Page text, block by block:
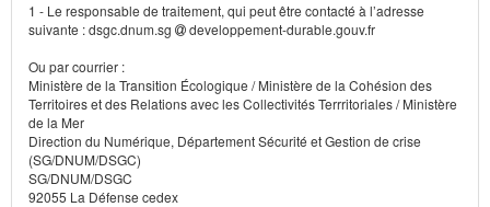
1 - Le responsable de traitement, qui peut être contacté à l’adresse
suivante : dsgc.dnum.sg
developpement-durable.gouv.fr
Ou par courrier :
Ministère de la Transition Écologique / Ministère de la Cohésion des
Territoires et des Relations avec les Collectivités Terrritoriales / Ministère
de la Mer
Direction du Numérique, Département Sécurité et Gestion de crise
(SG/DNUM/DSGC)
SG/DNUM/DSGC
92055 La Défense cedex